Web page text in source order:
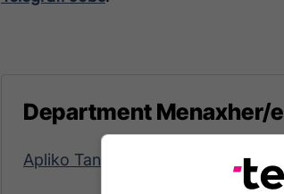
Department Menaxher/e
Apliko Tani!